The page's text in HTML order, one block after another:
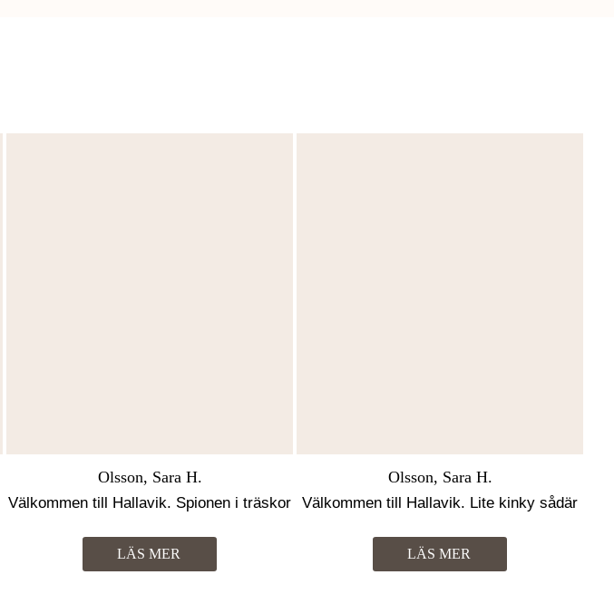
Olsson, Sara H.
Välkommen till Hallavik. Spionen i träskor
LÄS MER
Olsson, Sara H.
Välkommen till Hallavik. Lite kinky sådär
LÄS MER